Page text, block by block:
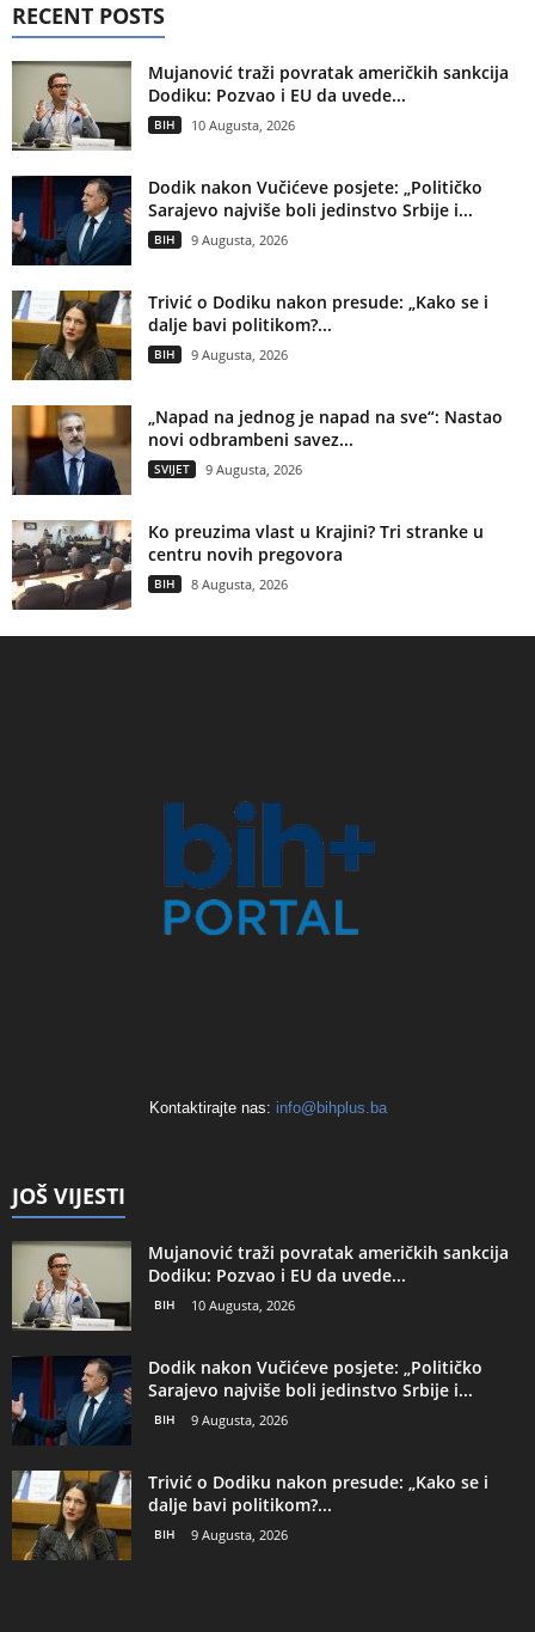
RECENT POSTS
Mujanović traži povratak američkih sankcija
Dodiku: Pozvao i EU da uvede...
BIH 10 Augusta, 2026
Dodik nakon Vučićeve posjete: „Političko
Sarajevo najviše boli jedinstvo Srbije i...
BIH 9 Augusta, 2026
Trivić o Dodiku nakon presude: „Kako se i
dalje bavi politikom?...
BIH 9 Augusta, 2026
„Napad na jednog je napad na sve“: Nastao
novi odbrambeni savez...
SVIJET 9 Augusta, 2026
Ko preuzima vlast u Krajini? Tri stranke u
centru novih pregovora
BIH 8 Augusta, 2026
Kontaktirajte nas: info@bihplus.ba
JOŠ VIJESTI
Mujanović traži povratak američkih sankcija
Dodiku: Pozvao i EU da uvede...
BIH 10 Augusta, 2026
Dodik nakon Vučićeve posjete: „Političko
Sarajevo najviše boli jedinstvo Srbije i...
BIH 9 Augusta, 2026
Trivić o Dodiku nakon presude: „Kako se i
dalje bavi politikom?...
BIH 9 Augusta, 2026